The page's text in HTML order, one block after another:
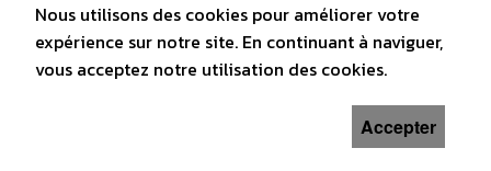
Nous utilisons des cookies pour améliorer votre
expérience sur notre site. En continuant à naviguer,
vous acceptez notre utilisation des cookies.
Accepter